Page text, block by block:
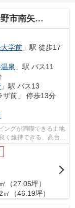
戸建 46.19坪
学前 」駅 徒歩17
泉 」駅 バス11
」駅 バス13
ザ前」 停歩13分
ングが満喫できる土地
く維持できる、高台立
（27.05坪）
（46.19坪）